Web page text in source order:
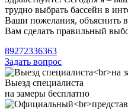
трудно выбрать бассейн в
Ваши пожелания, объяснить
Вам сделать правильный
89272336363
Задать вопрос
Выезд специалиста
на замеры бесплатно